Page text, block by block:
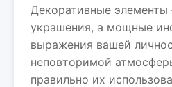
Декоративные
украшения, а мощные
выражения вашей
неповторимой
правильно их